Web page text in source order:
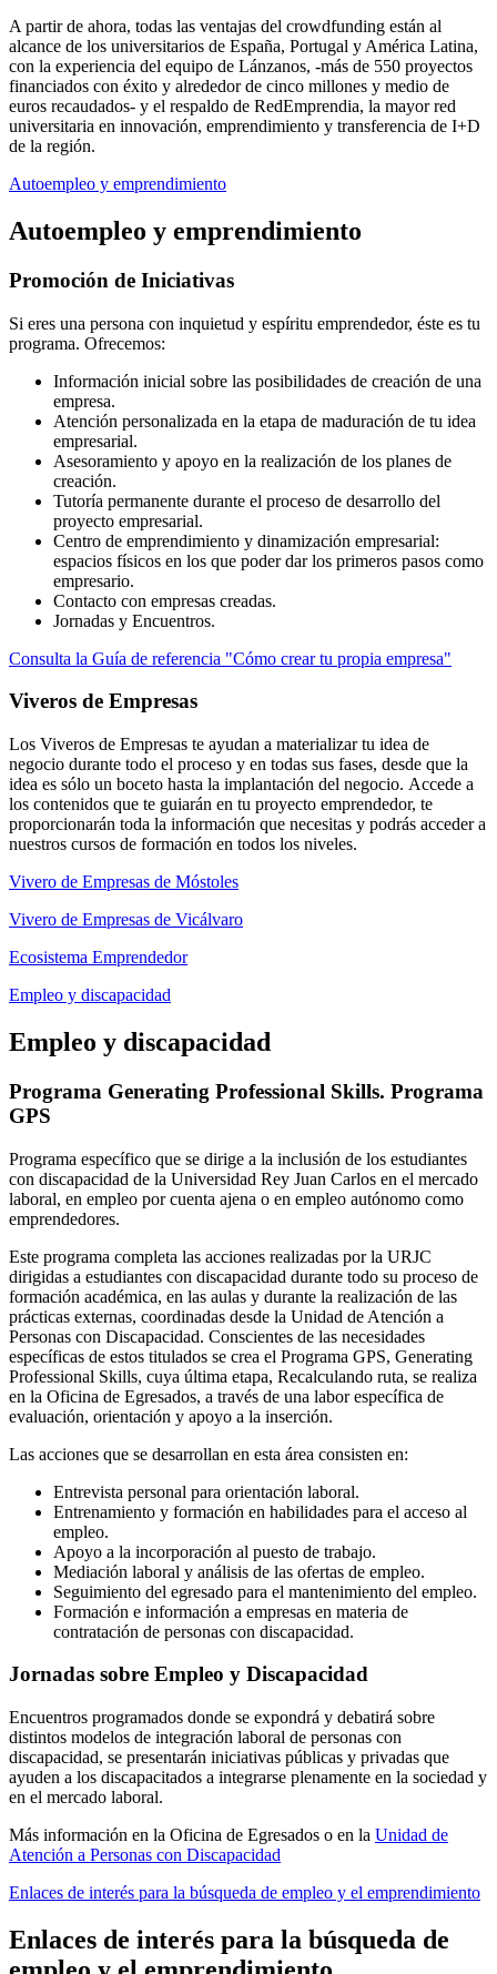
A partir de ahora, todas las ventajas del crowdfunding están al
alcance de los universitarios de España, Portugal y América Latina,
con la experiencia del equipo de Lánzanos, -más de 550 proyectos
financiados con éxito y alrededor de cinco millones y medio de
euros recaudados- y el respaldo de RedEmprendia, la mayor red
universitaria en innovación, emprendimiento y transferencia de I+D
de la región.
Autoempleo y emprendimiento
Autoempleo y emprendimiento
Promoción de Iniciativas
Si eres una persona con inquietud y espíritu emprendedor, éste es tu
programa. Ofrecemos:
Información inicial sobre las posibilidades de creación de una
empresa.
Atención personalizada en la etapa de maduración de tu idea
empresarial.
Asesoramiento y apoyo en la realización de los planes de
creación.
Tutoría permanente durante el proceso de desarrollo del
proyecto empresarial.
Centro de emprendimiento y dinamización empresarial:
espacios físicos en los que poder dar los primeros pasos como
empresario.
Contacto con empresas creadas.
Jornadas y Encuentros.
Consulta la Guía de referencia "Cómo crear tu propia empresa"
Viveros de Empresas
Los Viveros de Empresas te ayudan a materializar tu idea de
negocio durante todo el proceso y en todas sus fases, desde que la
idea es sólo un boceto hasta la implantación del negocio. Accede a
los contenidos que te guiarán en tu proyecto emprendedor, te
proporcionarán toda la información que necesitas y podrás acceder a
nuestros cursos de formación en todos los niveles.
Vivero de Empresas de Móstoles
Vivero de Empresas de Vicálvaro
Ecosistema Emprendedor
Empleo y discapacidad
Empleo y discapacidad
Programa Generating Professional Skills. Programa
GPS
Programa específico que se dirige a la inclusión de los estudiantes
con discapacidad de la Universidad Rey Juan Carlos en el mercado
laboral, en empleo por cuenta ajena o en empleo autónomo como
emprendedores.
Este programa completa las acciones realizadas por la URJC
dirigidas a estudiantes con discapacidad durante todo su proceso de
formación académica, en las aulas y durante la realización de las
prácticas externas, coordinadas desde la Unidad de Atención a
Personas con Discapacidad. Conscientes de las necesidades
específicas de estos titulados se crea el Programa GPS, Generating
Professional Skills, cuya última etapa, Recalculando ruta, se realiza
en la Oficina de Egresados, a través de una labor específica de
evaluación, orientación y apoyo a la inserción.
Las acciones que se desarrollan en esta área consisten en:
Entrevista personal para orientación laboral.
Entrenamiento y formación en habilidades para el acceso al
empleo.
Apoyo a la incorporación al puesto de trabajo.
Mediación laboral y análisis de las ofertas de empleo.
Seguimiento del egresado para el mantenimiento del empleo.
Formación e información a empresas en materia de
contratación de personas con discapacidad.
Jornadas sobre Empleo y Discapacidad
Encuentros programados donde se expondrá y debatirá sobre
distintos modelos de integración laboral de personas con
discapacidad, se presentarán iniciativas públicas y privadas que
ayuden a los discapacitados a integrarse plenamente en la sociedad y
en el mercado laboral.
Más información en la Oficina de Egresados o en la Unidad de
Atención a Personas con Discapacidad
Enlaces de interés para la búsqueda de empleo y el emprendimiento
Enlaces de interés para la búsqueda de